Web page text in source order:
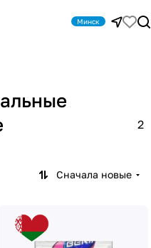
Минск
2
Сначала новые